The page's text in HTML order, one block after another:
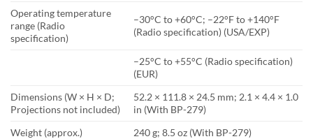
Operating temperature
range (Radio
specification)
–30°C to +60°C; –22°F to +140°F
(Radio specification) (USA/EXP)
–25°C to +55°C (Radio specification)
(EUR)
Dimensions (W × H × D;
Projections not included)
52.2 × 111.8 × 24.5 mm; 2.1 × 4.4 × 1.0
in (With BP-279)
Weight (approx.)
240 g; 8.5 oz (With BP-279)